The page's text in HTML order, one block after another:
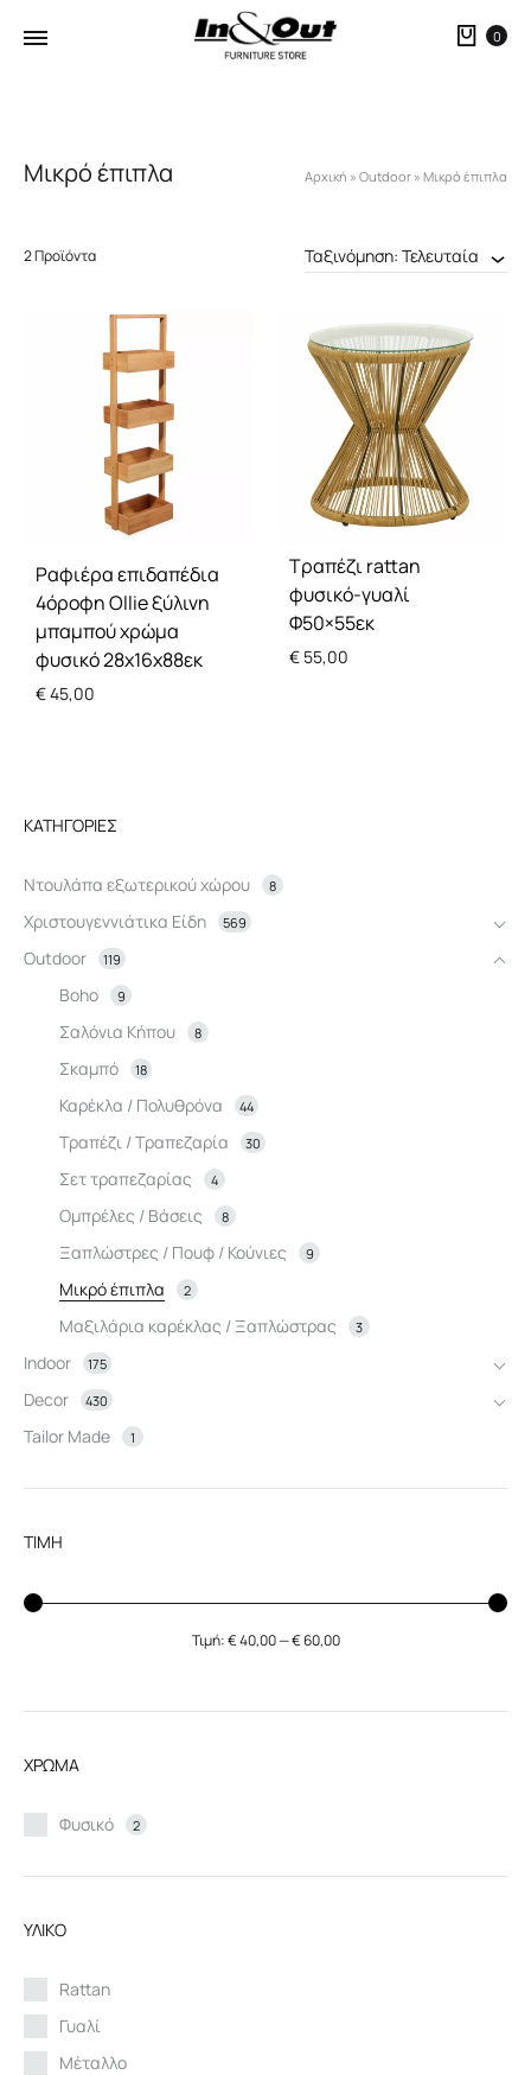
0
Μικρό έπιπλα Αρχική » Outdoor » Μικρό έπιπλα
2 Προϊόντα Ταξινόμηση: Τελευταία
Ραφιέρα επιδαπέδια
4όροφη Ollie ξύλινη
μπαμπού χρώμα
φυσικό 28x16x88εκ
€45,00
Τραπέζι rattan
φυσικό-γυαλί
Φ50×55εκ
€ 55,00
ΚΑΤΗΓΟΡΊΕΣ
Ντουλάπα εξωτερικού χώρου 8
Χριστουγεννιάτικα Είδη 569
Outdoor 119
Boho 9
Σαλόνια Κήπου 8
Σκαμπό 18
Καρέκλα / Πολυθρόνα 44
Τραπέζι / Τραπεζαρία 30
Σετ τραπεζαρίας 4
Ομπρέλες / Βάσεις 8
Ξαπλώστρες / Πουφ / Κούνιες 9
Μικρό έπιπλα 2
Μαξιλάρια καρέκλας / Ξαπλώστρας 3
Indoor 175
Decor 430
Tailor Made 1
ΤΙΜΗ
Τιμή:€ 40,00—€ 60,00
ΧΡΩΜΑ
Φυσικό 2
ΥΛΙΚΟ
Rattan
Γυαλί
Μέταλλο